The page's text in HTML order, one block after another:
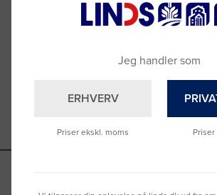
Vi sidder klar til at hjælpe
Jeg handler som
ERHVERV
Priser ekskl. moms